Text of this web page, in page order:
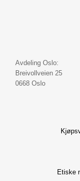
Avdeling Oslo:
Breivollveien 25
0668 Oslo
Etiske